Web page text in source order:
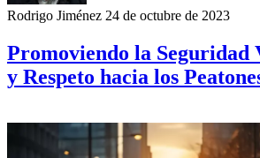
Rodrigo Jiménez 24 de octubre de 2023
Promoviendo la Seguridad
y Respeto hacia los